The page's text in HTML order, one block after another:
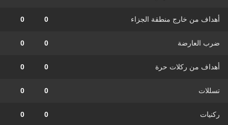
أهداف من خارج منطقة الجزاء 0
0
ضرب العارضة 0
0
أهداف من ركلات حرة 0
0
تسللات 0
0
ركنيات 0
0